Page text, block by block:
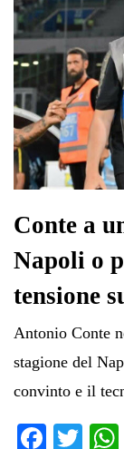
Conte a
Napoli o
tensione
Antonio Conte
stagione del
convinto e il
Fa T